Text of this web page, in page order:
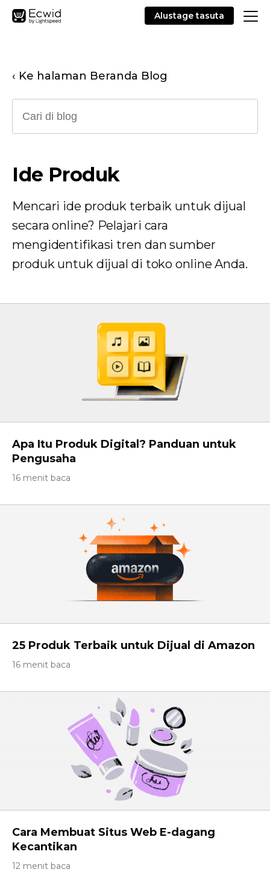
Alustage tasuta
‹ Ke halaman Beranda Blog
Ide Produk
Mencari ide produk terbaik untuk dijual
secara online? Pelajari cara
mengidentifikasi tren dan sumber
produk untuk dijual di toko online Anda.
Apa Itu Produk Digital? Panduan untuk
Pengusaha
16 menit baca
25 Produk Terbaik untuk Dijual di Amazon
16 menit baca
Cara Membuat Situs Web E-dagang
Kecantikan
12 menit baca